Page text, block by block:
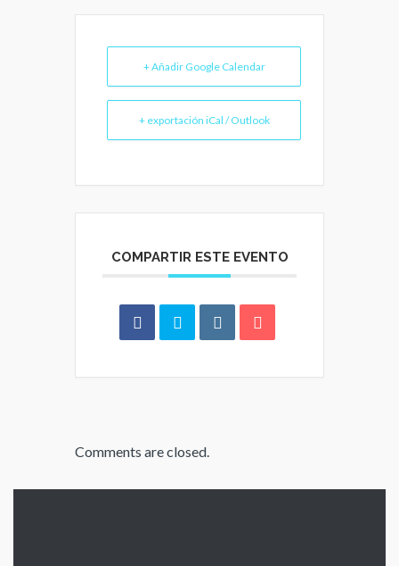
+ Añadir Google Calendar
+ exportación iCal / Outlook
COMPARTIR ESTE EVENTO
Comments are closed.